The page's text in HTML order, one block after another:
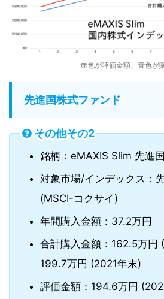
赤色が評価金額、青色が
先進国株式ファンド
その他その2
銘柄：eMAXIS Slim 先進
対象市場/インデックス：
(MSCI-コクサイ)
年間購入金額：37.2万円
合計購入金額：162.5万
199.7万円 (2021年末)
評価金額：194.6万円